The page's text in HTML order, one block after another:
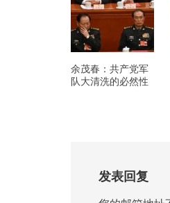
余茂春：共产党军
队大清洗的必然性
发表回复